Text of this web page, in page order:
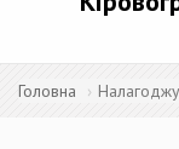
Головна